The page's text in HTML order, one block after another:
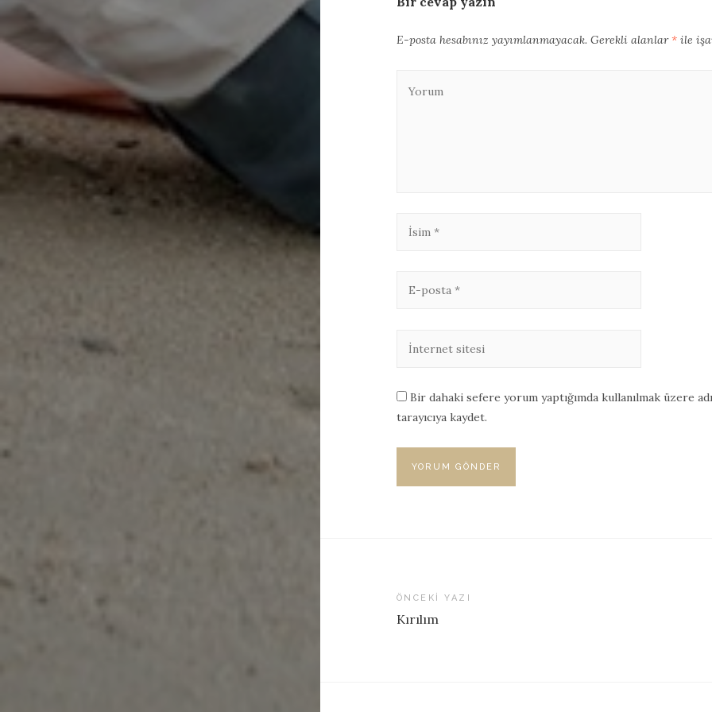
E-posta hesabınız yayımlanmayacak. Gerekli alanlar*ile
Bir dahaki sefere yorum yaptığımda kullanılmak üzere
tarayıcıya kaydet.
ÖNCEKI YAZI
Kırılım